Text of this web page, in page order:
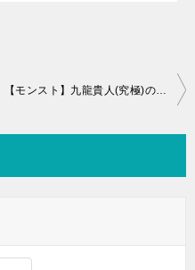
【モンスト】九龍貴人(究極)のギミック予想と解析攻略(くうろんきじん)